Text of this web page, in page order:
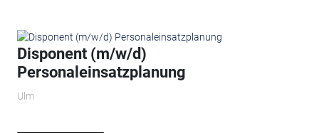
Disponent (m/w/d)
Personaleinsatzplanung
Ulm